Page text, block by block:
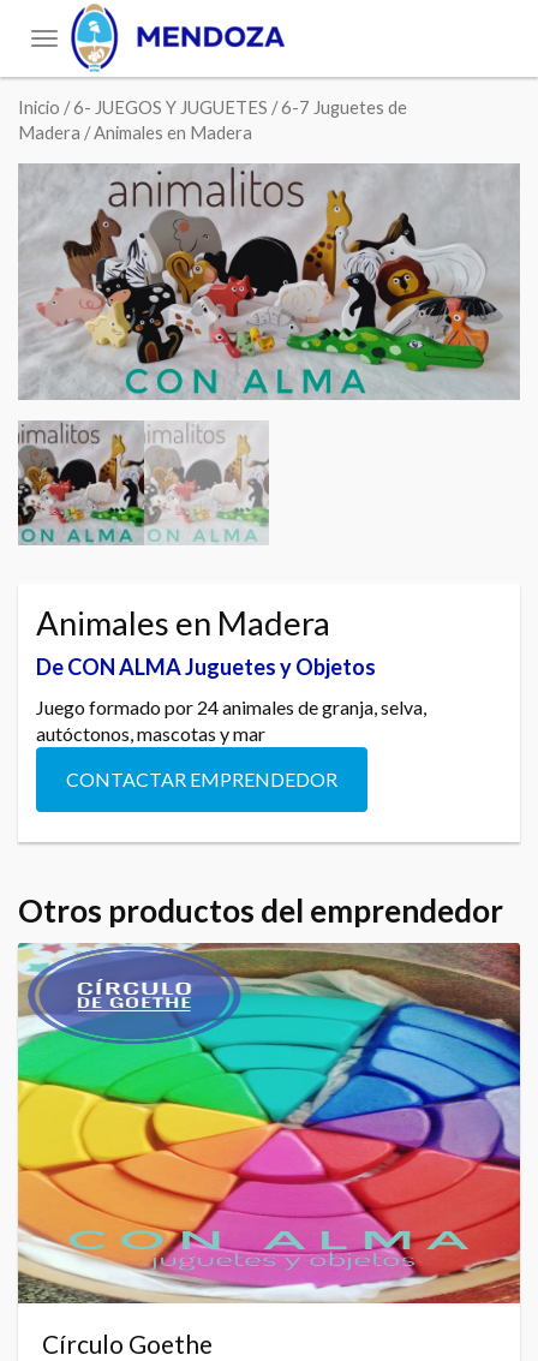
Toggle
navigation
Inicio /6- JUEGOS Y JUGUETES /6-7 Juguetes de
Madera / Animales en Madera
Animales en Madera
De CON ALMA Juguetes y Objetos
Juego formado por 24 animales de granja, selva,
autóctonos, mascotas y mar
CONTACTAR EMPRENDEDOR
Otros productos del emprendedor
Círculo Goethe